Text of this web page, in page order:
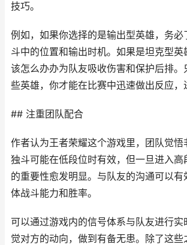
技巧。
例如，如果你选择的是输出型英雄，务必
斗中的位置和输出时机。如果是坦克型英
该怎么办办为队友吸收伤害和保护后排。
些英雄，你才能在比赛中迅速做出反应，
## 注重团队配合
作者认为王者荣耀这个游戏里，团队觉悟
独斗可能在低段位时有效，但一旦进入高
的重要性愈发明显。与队友的沟通可以有
体战斗能力和胜率。
可以通过游戏内的信号体系与队友进行实
觉对方的动向，做到有备无患。除了这些